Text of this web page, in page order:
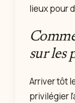
lieux pour
sur les
Arriver tôt
privilégier